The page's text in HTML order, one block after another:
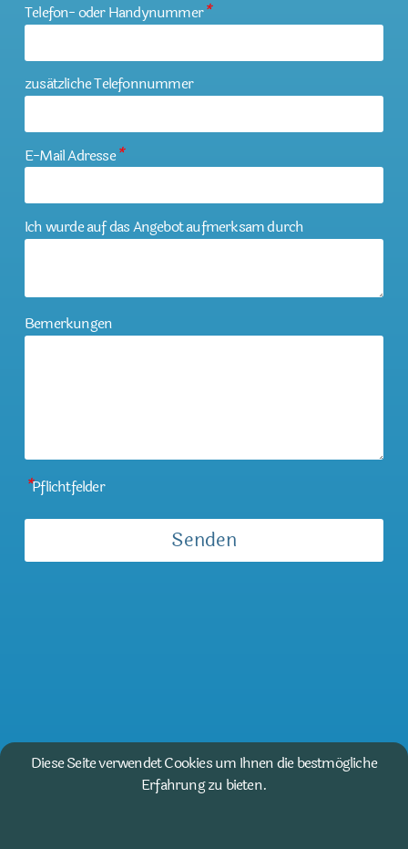
Telefon- oder Handynummer*
zusätzliche Telefonnummer
E-Mail Adresse*
Ich wurde auf das Angebot aufmerksam durch
Bemerkungen
*Pflichtfelder
Diese Seite verwendet Cookies um Ihnen die bestmögliche
Erfahrung zu bieten.